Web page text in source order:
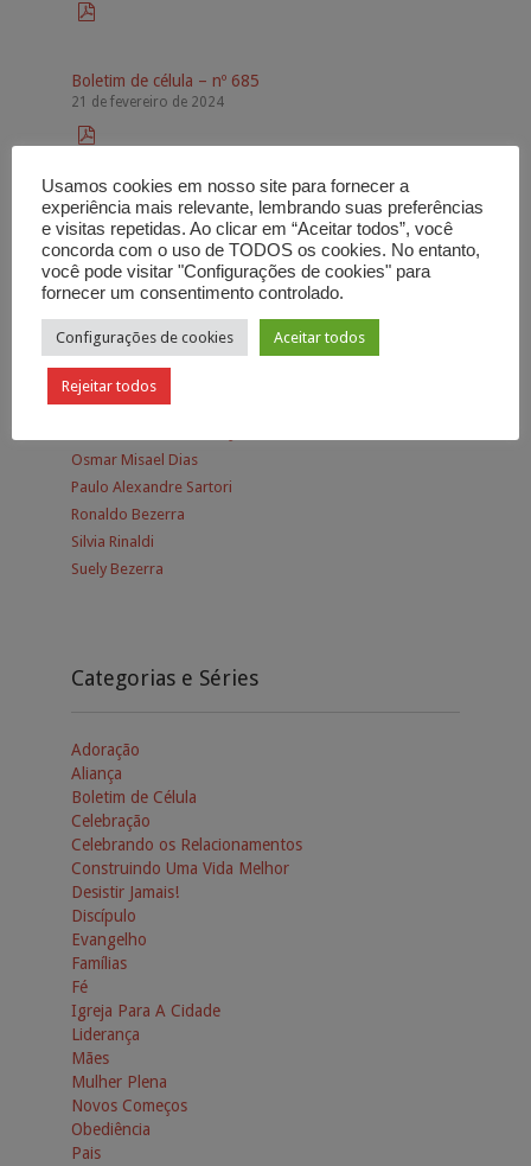

Boletim de célula – nº 685
21 de fevereiro de 2024

Autores
Adhemar de Campos
Alessandra Bezerra
Aurora Campos
Carlos Alberto Bezerra
Osmar Misael Dias
Paulo Alexandre Sartori
Ronaldo Bezerra
Silvia Rinaldi
Suely Bezerra
Categorias e Séries
Adoração
Aliança
Boletim de Célula
Celebração
Celebrando os Relacionamentos
Construindo Uma Vida Melhor
Desistir Jamais!
Discípulo
Evangelho
Famílias
Fé
Igreja Para A Cidade
Liderança
Mães
Mulher Plena
Novos Começos
Obediência
Pais
Usamos cookies em nosso site para fornecer a
experiência mais relevante, lembrando suas preferências
e visitas repetidas. Ao clicar em “Aceitar todos”, você
concorda com o uso de TODOS os cookies. No entanto,
você pode visitar "Configurações de cookies" para
fornecer um consentimento controlado.
Configurações de cookies Aceitar todos
Rejeitar todos